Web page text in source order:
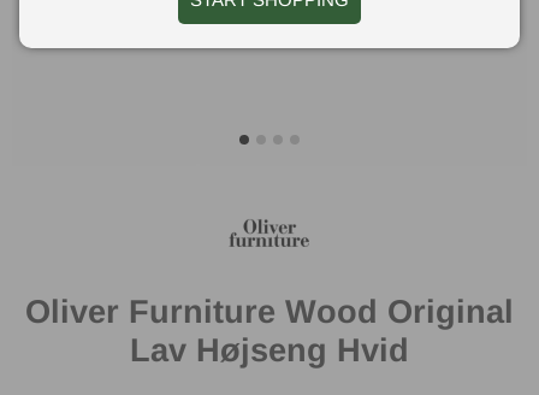
Oliver Furniture Wood Original
Lav Højseng Hvid